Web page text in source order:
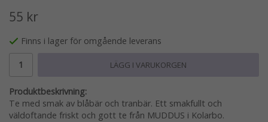
55 kr
Finns i lager för omgående leverans
LÄGG I VARUKORGEN
Produktbeskrivning:
Te med smak av blåbär och tranbär. Ett smakfullt och
väldoftande friskt och gott te från MUDDUS i Kolarbo.